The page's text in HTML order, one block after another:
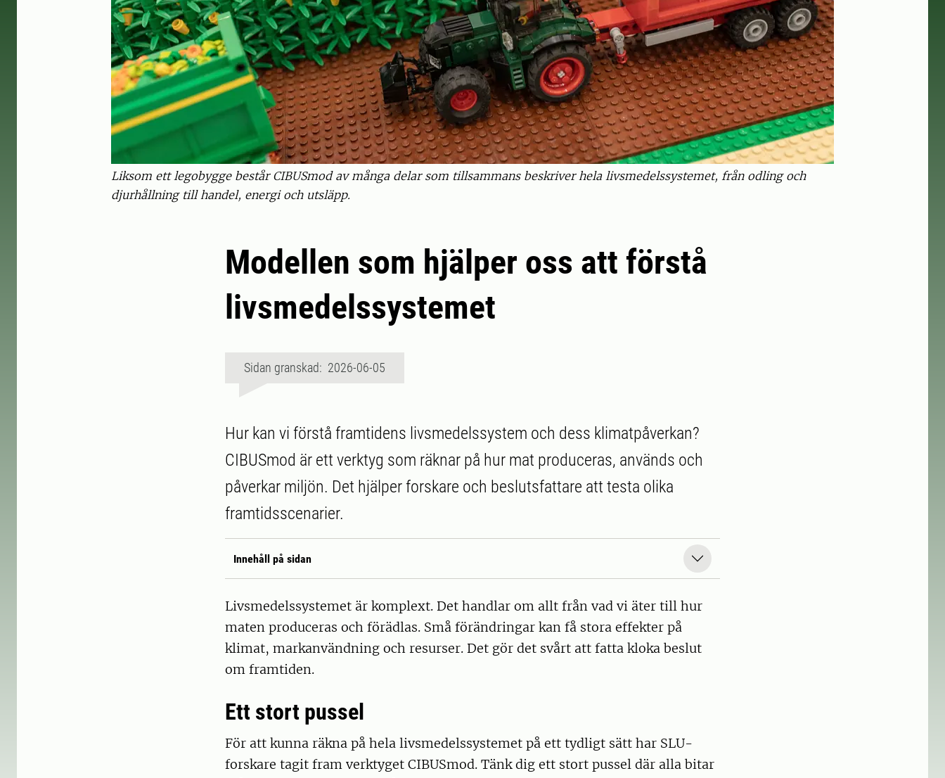
Liksom ett legobygge består CIBUSmod av många delar som tillsammans beskriver hela livsmedelssystemet, från odling och
djurhållning till handel, energi och utsläpp.
Modellen som hjälper oss att förstå
livsmedelssystemet
Sidan granskad: 2026-06-05
Hur kan vi förstå framtidens livsmedelssystem och dess klimatpåverkan?
CIBUSmod är ett verktyg som räknar på hur mat produceras, används och
påverkar miljön. Det hjälper forskare och beslutsfattare att testa olika
framtidsscenarier.
Innehåll på sidan
Livsmedelssystemet är komplext. Det handlar om allt från vad vi äter till hur
maten produceras och förädlas. Små förändringar kan få stora effekter på
klimat, markanvändning och resurser. Det gör det svårt att fatta kloka beslut
om framtiden.
Ett stort pussel
För att kunna räkna på hela livsmedelssystemet på ett tydligt sätt har SLU-
forskare tagit fram verktyget CIBUSmod. Tänk dig ett stort pussel där alla bitar